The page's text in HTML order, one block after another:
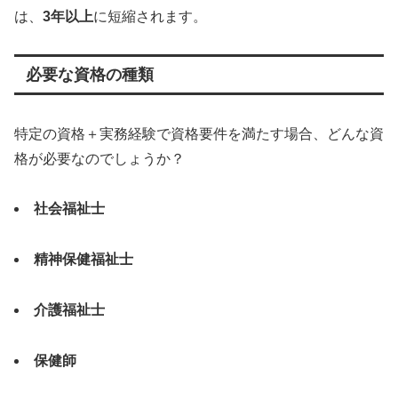
は、 3年以上に短縮されます。
必要な資格の種類
特定の資格＋実務経験で資格要件を満たす場合、どんな資
格が必要なのでしょうか？
社会福祉士
精神保健福祉士
介護福祉士
保健師